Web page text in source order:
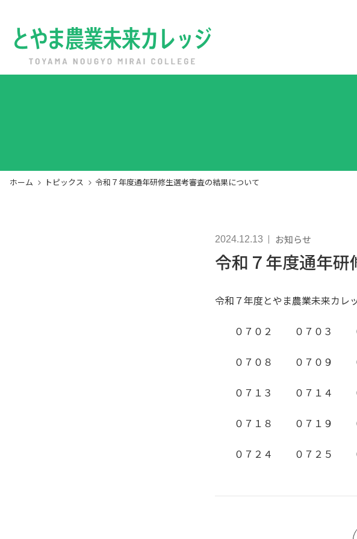
ホーム
公開講座
入校の前に
ホーム トピックス 令和７年度通年研修生選考審査の結果について
2024.12.13 お知らせ
令和７年度通年研
令和７年度とやま農業未来カレ
０７０２ ０７０３
０７０８ ０７０９
０７１３ ０７１４
０７１８ ０７１９
０７２４ ０７２５ ０